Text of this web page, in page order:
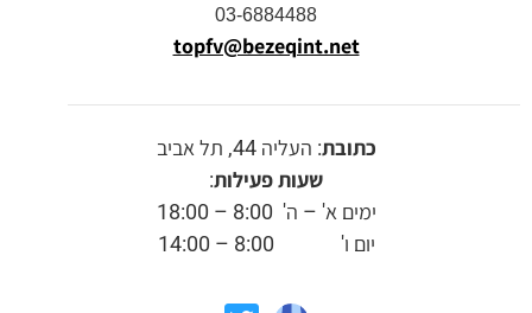
03-6884488
topfv@bezeqint.net
כתובת: העליה 44, תל אביב
שעות פעילות:
ימים א' – ה' 8:00 – 18:00
יום ו' 8:00 – 14:00